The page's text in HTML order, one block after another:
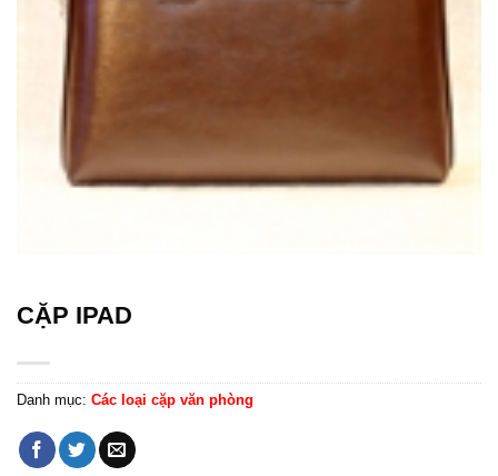
CẶP IPAD
Danh mục: Các loại cặp văn phòng